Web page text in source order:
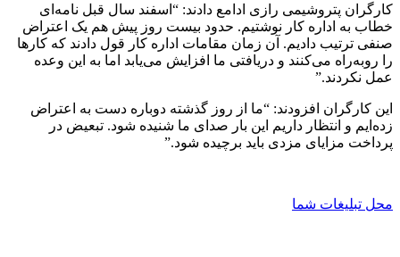
کارگران پتروشیمی رازی ادامع دادند: “اسفند سال قبل نامه‌ای
خطاب به اداره کار نوشتیم. حدود بیست روز پیش هم یک اعتراض
صنفی ترتیب دادیم. آن زمان مقامات اداره کار قول دادند که کارها
را روبه‌راه می‌کنند و دریافتی ما افزایش می‌یابد اما به این وعده
عمل نکردند.”
این کارگران افزودند: “ما از روز گذشته دوباره دست به اعتراض
زده‌ایم و انتظار داریم این بار صدای ما شنیده شود. تبعیض در
پرداخت مزایای مزدی باید برچیده شود.”
محل تبلیغات شما